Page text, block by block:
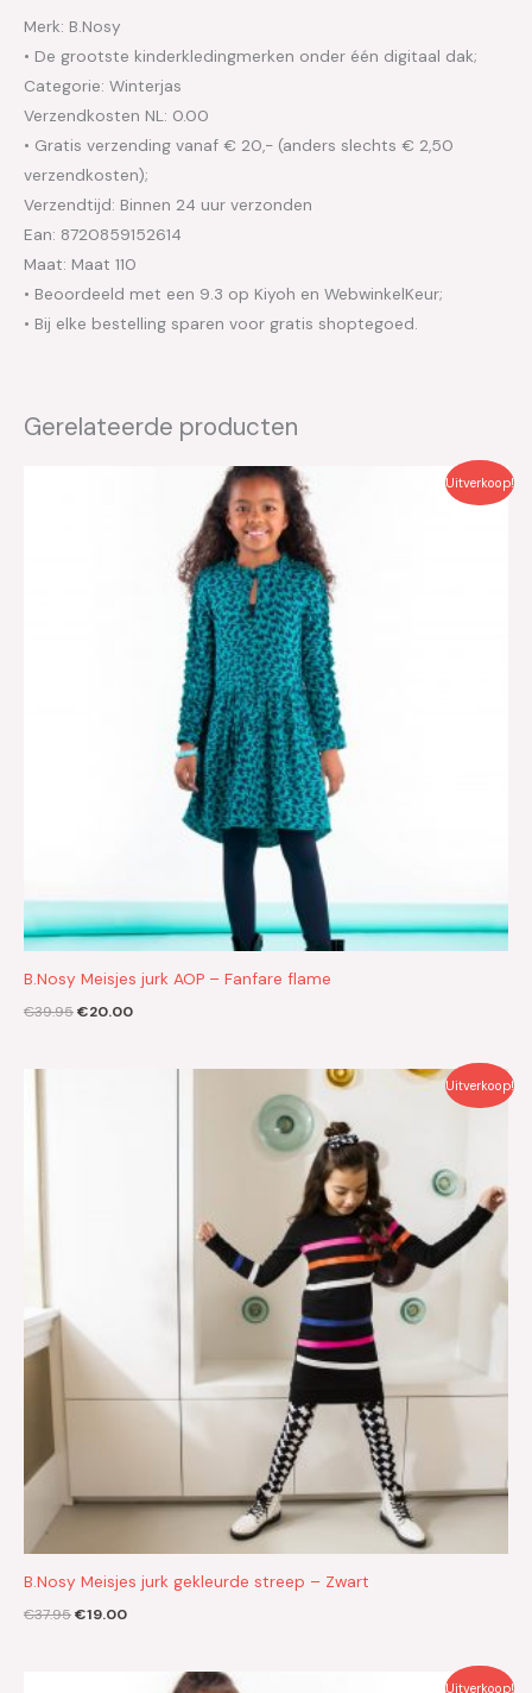
Merk: B.Nosy
• De grootste kinderkledingmerken onder één digitaal dak;
Categorie: Winterjas
Verzendkosten NL: 0.00
• Gratis verzending vanaf € 20,- (anders slechts € 2,50
verzendkosten);
Verzendtijd: Binnen 24 uur verzonden
Ean: 8720859152614
Maat: Maat 110
• Beoordeeld met een 9.3 op Kiyoh en WebwinkelKeur;
• Bij elke bestelling sparen voor gratis shoptegoed.
Gerelateerde producten
Uitverkoop!
B.Nosy Meisjes jurk AOP – Fanfare flame
€39.95€20.00
Uitverkoop!
B.Nosy Meisjes jurk gekleurde streep – Zwart
€37.95€19.00
Uitverkoop!
Oorspronkelijke
Huidige